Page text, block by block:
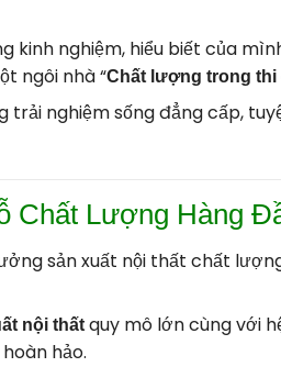
kinh nghiệm, hiểu biết của
ngôi nhà “Chất lượng trong thi
trải nghiệm sống đẳng cấp,
Chất Lượng Hàng
sản xuất nội thất chất
nội thấtquy mô lớn cùng với
hảo.